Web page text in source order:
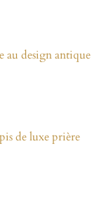
au design antique
de luxe prière